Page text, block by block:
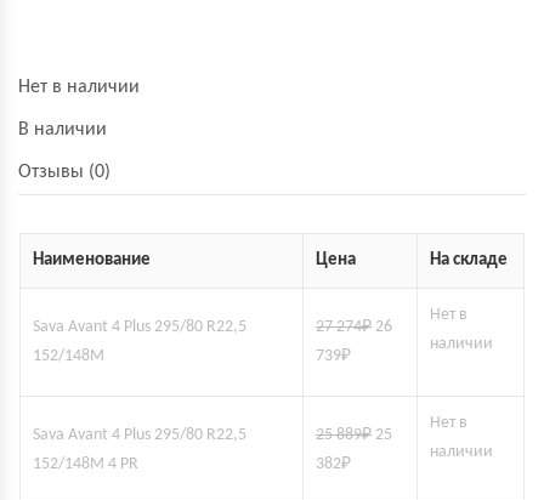
Нет в наличии
В наличии
Отзывы (0)
Наименование Цена На складе
Sava Avant 4 Plus 295/80 R22,5
152/148M
27 274₽ 26
739₽
Нет в
наличии
Sava Avant 4 Plus 295/80 R22,5
152/148M 4 PR
25 889₽ 25
382₽
Нет в
наличии